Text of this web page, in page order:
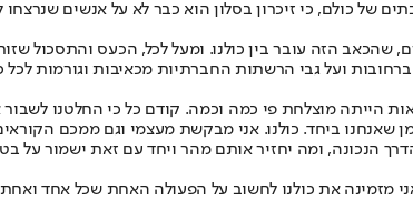
השואה בעוצמה לבתים של כולם, כי זיכרון בסלון הוא כבר לא על
שהכאב הזה עובר בין כולנו. ומעל לכל, הכעס והתסכול
ועל גבי הרשתות החברתיות מכאיבות וגורמות
הייתה מוצלחת פי כמה וכמה. קודם כל כי החלטנו לשבור
שאנחנו ביחד. כולנו. אני מבקשת מעצמי וגם ממכם
הנכונה, ומה יחזיר אותם מהר ויחד עם זאת ישמור על
מזמינה את כולנו לחשוב על הפעולה האחת שכל אחד